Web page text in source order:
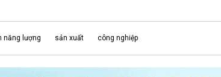
năng lượng sản xuất công nghiệp